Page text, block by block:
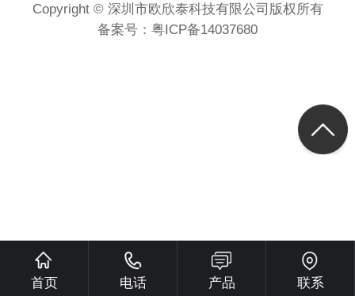
Copyright © 深圳市欧欣泰科技有限公司版权所有
备案号： 粤ICP备14037680
首页 电话 产品 联系